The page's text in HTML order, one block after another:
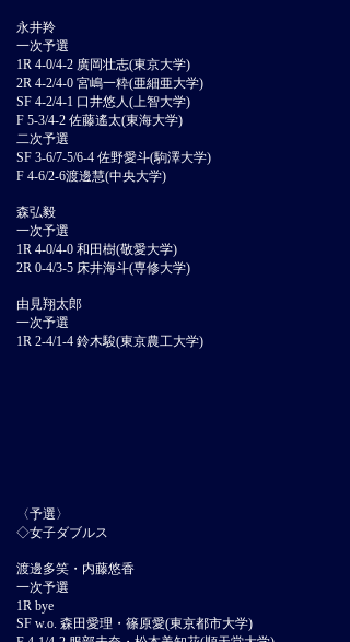
永井羚
一次予選
1R 4-0/4-2 廣岡壮志(東京大学)
2R 4-2/4-0 宮嶋一粋(亜細亜大学)
SF 4-2/4-1 口井悠人(上智大学)
F 5-3/4-2 佐藤遙太(東海大学)
二次予選
SF 3-6/7-5/6-4 佐野愛斗(駒澤大学)
F 4-6/2-6渡邊慧(中央大学)
森弘毅
一次予選
1R 4-0/4-0 和田樹(敬愛大学)
2R 0-4/3-5 床井海斗(専修大学)
由見翔太郎
一次予選
1R 2-4/1-4 鈴木駿(東京農工大学)
〈予選〉
◇女子ダブルス
渡邊多笑・内藤悠香
一次予選
1R bye
SF w.o. 森田愛理・篠原愛(東京都市大学)